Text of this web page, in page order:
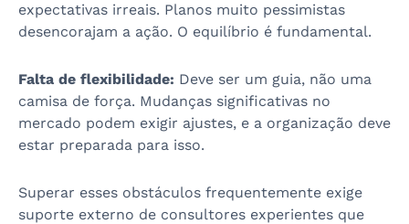
expectativas irreais. Planos muito pessimistas
desencorajam a ação. O equilíbrio é fundamental.
Falta de flexibilidade: Deve ser um guia, não uma
camisa de força. Mudanças significativas no
mercado podem exigir ajustes, e a organização deve
estar preparada para isso.
Superar esses obstáculos frequentemente exige
suporte externo de consultores experientes que